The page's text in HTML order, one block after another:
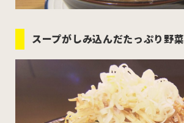
公式Instagram
スープがしみ込んだたっぷり野菜